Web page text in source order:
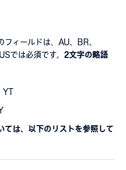
フィールドは、AU、BR、
では必須です。 2文字の略語
YT
ては、以下のリストを参照して